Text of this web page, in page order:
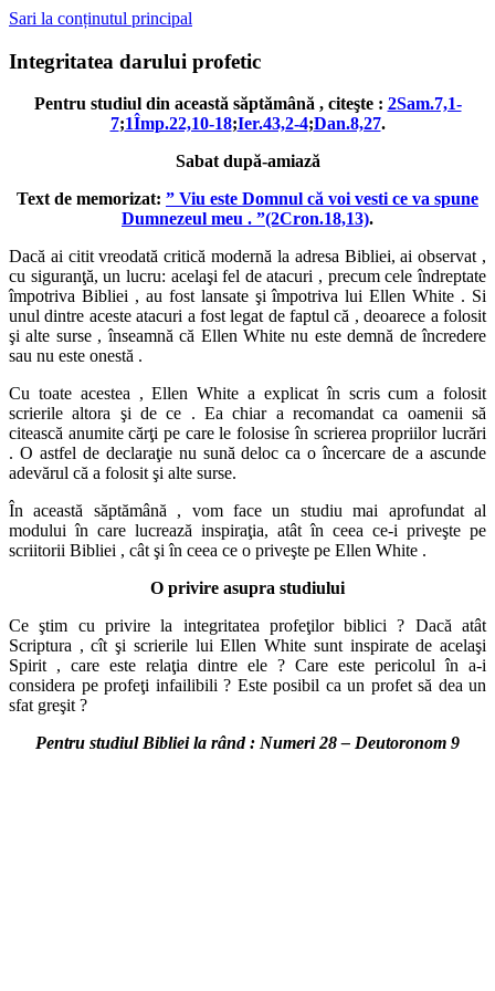
Sari la conținutul principal
Integritatea darului profetic
Pentru studiul din această săptămână , citeşte : 2Sam.7,1-
7;1Împ.22,10-18;Ier.43,2-4;Dan.8,27.
Sabat după-amiază
Text de memorizat: ” Viu este Domnul că voi vesti ce va spune
Dumnezeul meu . ”(2Cron.18,13).
Dacă ai citit vreodată critică modernă la adresa Bibliei, ai observat ,
cu siguranţă, un lucru: acelaşi fel de atacuri , precum cele îndreptate
împotriva Bibliei , au fost lansate şi împotriva lui Ellen White . Si
unul dintre aceste atacuri a fost legat de faptul că , deoarece a folosit
şi alte surse , înseamnă că Ellen White nu este demnă de încredere
sau nu este onestă .
Cu toate acestea , Ellen White a explicat în scris cum a folosit
scrierile altora şi de ce . Ea chiar a recomandat ca oamenii să
citească anumite cărţi pe care le folosise în scrierea propriilor lucrări
. O astfel de declaraţie nu sună deloc ca o încercare de a ascunde
adevărul că a folosit şi alte surse.
În această săptămână , vom face un studiu mai aprofundat al
modului în care lucrează inspiraţia, atât în ceea ce-i priveşte pe
scriitorii Bibliei , cât şi în ceea ce o priveşte pe Ellen White .
O privire asupra studiului
Ce ştim cu privire la integritatea profeţilor biblici ? Dacă atât
Scriptura , cît şi scrierile lui Ellen White sunt inspirate de acelaşi
Spirit , care este relaţia dintre ele ? Care este pericolul în a-i
considera pe profeţi infailibili ? Este posibil ca un profet să dea un
sfat greşit ?
Pentru studiul Bibliei la rând : Numeri 28 – Deutoronom 9